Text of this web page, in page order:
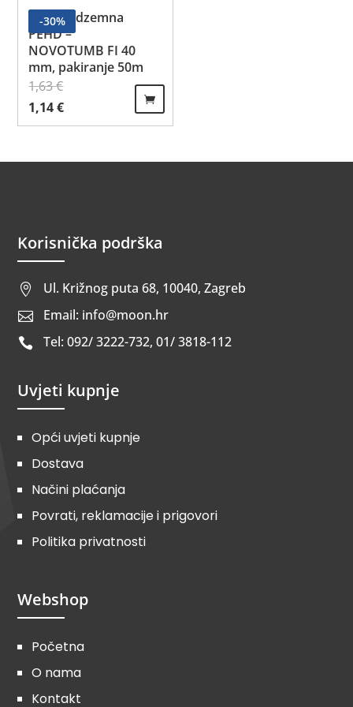
-30%
Cijev podzemna
PEHD –
NOVOTUMB FI 40
mm, pakiranje 50m
1,63€
Izvorna cijena bila je: 1,63 €.
1,14€Trenutna cijena je: 1,14 €.
Korisnička podrška
 Ul. Križnog puta 68, 10040, Zagreb
 Email: info@moon.hr
 Tel: 092/ 3222-732, 01/ 3818-112
Uvjeti kupnje
Opći uvjeti kupnje
Dostava
Načini plaćanja
Povrati, reklamacije i prigovori
Politika privatnosti
Webshop
Početna
O nama
Kontakt